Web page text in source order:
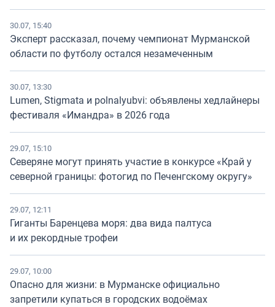
30.07, 15:40
Эксперт рассказал, почему чемпионат Мурманской
области по футболу остался незамеченным
30.07, 13:30
Lumen, Stigmata и polnalyubvi: объявлены хедлайнеры
фестиваля «Имандра» в 2026 года
29.07, 15:10
Северяне могут принять участие в конкурсе «Край у
северной границы: фотогид по Печенгскому округу»
29.07, 12:11
Гиганты Баренцева моря: два вида палтуса
и их рекордные трофеи
29.07, 10:00
Опасно для жизни: в Мурманске официально
запретили купаться в городских водоёмах